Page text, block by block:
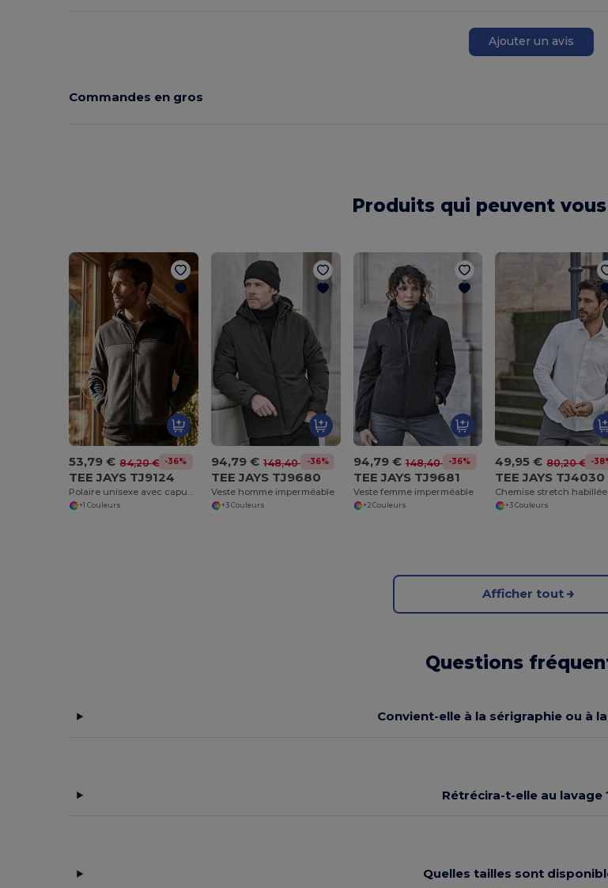
Ajouter un avis
Commandes en gros
Produits qui peuvent
53,79 € 84,20 € -36%
TEE JAYS TJ9124
+1 Couleurs
94,79 € 148,40 €-36%
TEE JAYS TJ9680
Veste homme imperméable
+3 Couleurs
94,79 € 148,40 €-36%
TEE JAYS TJ9681
Veste femme imperméable
+2 Couleurs
49,95 € 80,20 € -
TEE JAYS TJ4030
Chemise stretch habillée
+3 Couleurs
Afficher tout
Questions
Convient-elle à la sérigraphie ou à
Rétrécira-t-elle au lavage
Quelles tailles sont